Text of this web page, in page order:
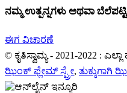
ನಮ್ಮ ಉತ್ಪನ್ನಗಳು ಅಥವಾ
ಈಗ ವಿಚಾರಣೆ
© ಕೃತಿಸ್ವಾಮ್ಯ - 2021-2022 :
ಝಿಂಕ್ ಫ್ಲೇಮ್ ಸ್ಪ್ರೇ, ತುಕ್ಕುಗಾಗಿ